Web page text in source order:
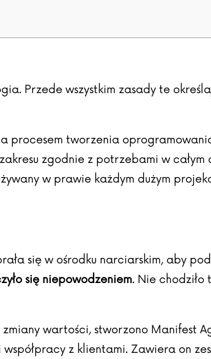
Przede wszystkim zasady te
tworzenia
zgodnie z potrzebami w
w prawie każdym dużym
się w ośrodku narciarskim, aby
się niepowodzeniem. Nie
wartości, stworzono Manifest
z klientami. Zawiera on